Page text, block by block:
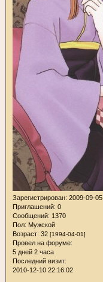
Зарегистрирован: 2009-09-05
Приглашений: 0
Сообщений: 1370
Пол: Мужской
Возраст: 32 [1994-04-01]
Провел на форуме:
5 дней 2 часа
Последний визит:
2010-12-10 22:16:02